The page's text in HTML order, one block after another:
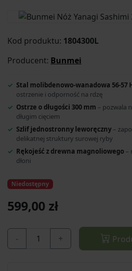
Kod produktu: 1804300L
Producent: Bunmei
Stal molibdenowo-wanadowa 56-57
ostrzenie i odporność na rdzę
Ostrze o długości 300 mm – pozwala
długim cięciem
Szlif jednostronny leworęczny –
delikatnej struktury surowej ryby
Rękojeść z drewna magnoliowego –
dłoni
Niedostępny
599,00 zł
- +